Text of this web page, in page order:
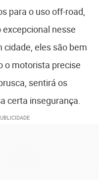
para o uso off-road,
nesse
eles são bem
o motorista precise
sentirá os
certa insegurança.